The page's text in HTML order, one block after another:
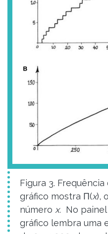
Figura 3.
gráfico mostra Π(x),
número x. No painel
gráfico lembra uma